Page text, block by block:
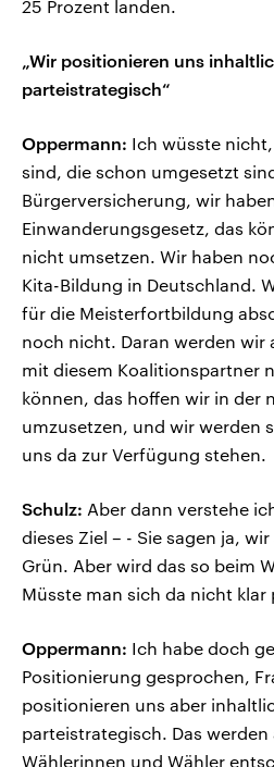
25 Prozent landen.
„Wir positionieren uns
parteistrategisch“
Oppermann: Ich wüsste
sind, die schon umgesetzt
Bürgerversicherung, wir
Einwanderungsgesetz, das
nicht umsetzen. Wir haben
Kita-Bildung in Deutschland.
für die Meisterfortbildung
noch nicht. Daran werden wir
mit diesem Koalitionspartner
können, das hoffen wir in der
umzusetzen, und wir werden
uns da zur Verfügung stehen.
Schulz: Aber dann verstehe
dieses Ziel – - Sie sagen ja,
Grün. Aber wird das so beim
Müsste man sich da nicht klar
Oppermann: Ich habe doch
Positionierung gesprochen,
positionieren uns aber
parteistrategisch. Das werden
Wählerinnen und Wähler